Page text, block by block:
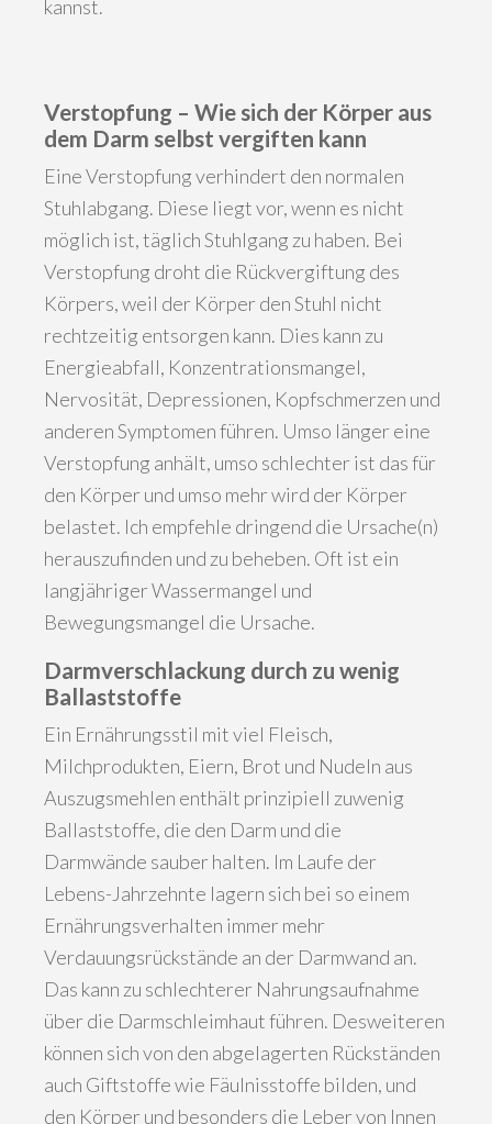
kannst.
Verstopfung – Wie sich der Körper aus
dem Darm selbst vergiften kann
Eine Verstopfung verhindert den normalen
Stuhlabgang. Diese liegt vor, wenn es nicht
möglich ist, täglich Stuhlgang zu haben. Bei
Verstopfung droht die Rückvergiftung des
Körpers, weil der Körper den Stuhl nicht
rechtzeitig entsorgen kann. Dies kann zu
Energieabfall, Konzentrationsmangel,
Nervosität, Depressionen, Kopfschmerzen und
anderen Symptomen führen. Umso länger eine
Verstopfung anhält, umso schlechter ist das für
den Körper und umso mehr wird der Körper
belastet. Ich empfehle dringend die Ursache(n)
herauszufinden und zu beheben. Oft ist ein
langjähriger Wassermangel und
Bewegungsmangel die Ursache.
Darmverschlackung durch zu wenig
Ballaststoffe
Ein Ernährungsstil mit viel Fleisch,
Milchprodukten, Eiern, Brot und Nudeln aus
Auszugsmehlen enthält prinzipiell zuwenig
Ballaststoffe, die den Darm und die
Darmwände sauber halten. Im Laufe der
Lebens-Jahrzehnte lagern sich bei so einem
Ernährungsverhalten immer mehr
Verdauungsrückstände an der Darmwand an.
Das kann zu schlechterer Nahrungsaufnahme
über die Darmschleimhaut führen. Desweiteren
können sich von den abgelagerten Rückständen
auch Giftstoffe wie Fäulnisstoffe bilden, und
den Körper und besonders die Leber von Innen